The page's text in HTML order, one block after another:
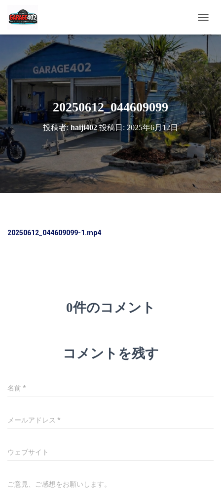
ビ
ー
シ
ョ
ン
を
切
り
替
え
20250612_044609099
投稿者:haiji402投稿日: 2025年6月12日
20250612_044609099-1.mp4
0件のコメント
コメントを残す
名前*
メールアドレス *
ウェブサイト
ご意見、ご感想をお願いします。